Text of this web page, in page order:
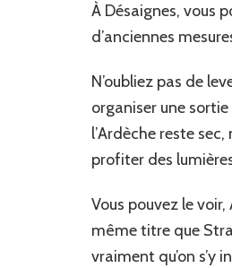
À Désaignes, vous
d’anciennes
N’oubliez pas de
organiser une
l’Ardèche reste
profiter des
Vous pouvez le
même titre que
vraiment qu’on s’y